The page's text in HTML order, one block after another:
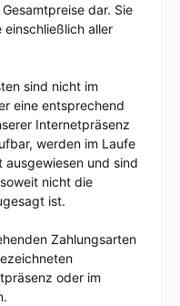
dar. Sie
einschließlich aller
sind nicht im
eine entsprechend
Internetpräsenz
werden im Laufe
und sind
nicht die
ist.
Zahlungsarten
oder im